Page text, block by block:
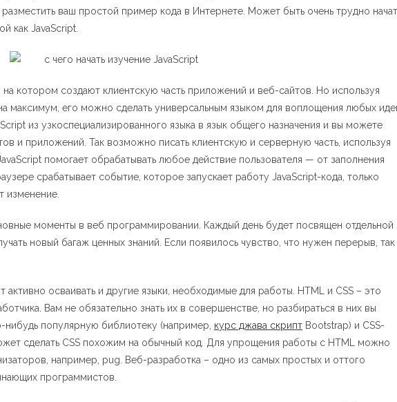
ваш простой пример кода в Интернете. Может быть очень трудно
как JavaScript.
котором создают клиентскую часть приложений и веб-сайтов. Но используя
максимум, его можно сделать универсальным языком для воплощения любых
из узкоспециализированного языка в язык общего назначения и вы можете
и приложений. Так возможно писать клиентскую и серверную часть, используя
помогает обрабатывать любое действие пользователя — от заполнения
срабатывает событие, которое запускает работу JavaScript-кода, только
изменение.
моменты в веб программировании. Каждый день будет посвящен отдельной
новый багаж ценных знаний. Если появилось чувство, что нужен перерыв, так
осваивать и другие языки, необходимые для работы. HTML и CSS – это
Вам не обязательно знать их в совершенстве, но разбираться в них вы
популярную библиотеку (например, курс джава скрипт Bootstrap) и CSS-
сделать CSS похожим на обычный код. Для упрощения работы с HTML можно
например, pug. Веб-разработка – одно из самых простых и оттого
программистов.